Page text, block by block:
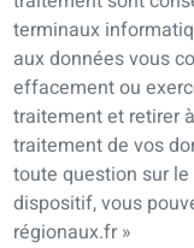
terminaux
aux données vous
effacement ou
traitement et retirer
traitement de vos
toute question sur
dispositif, vous
régionaux.fr »